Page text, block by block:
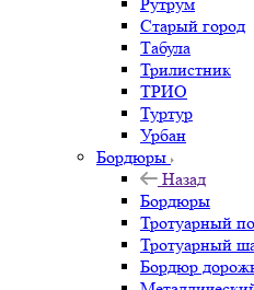
Старый город
Табула
Трилистник
ТРИО
Туртур
Урбан
Бордюры
Назад
Бордюры
Тротуарный
Тротуарный
Бордюр